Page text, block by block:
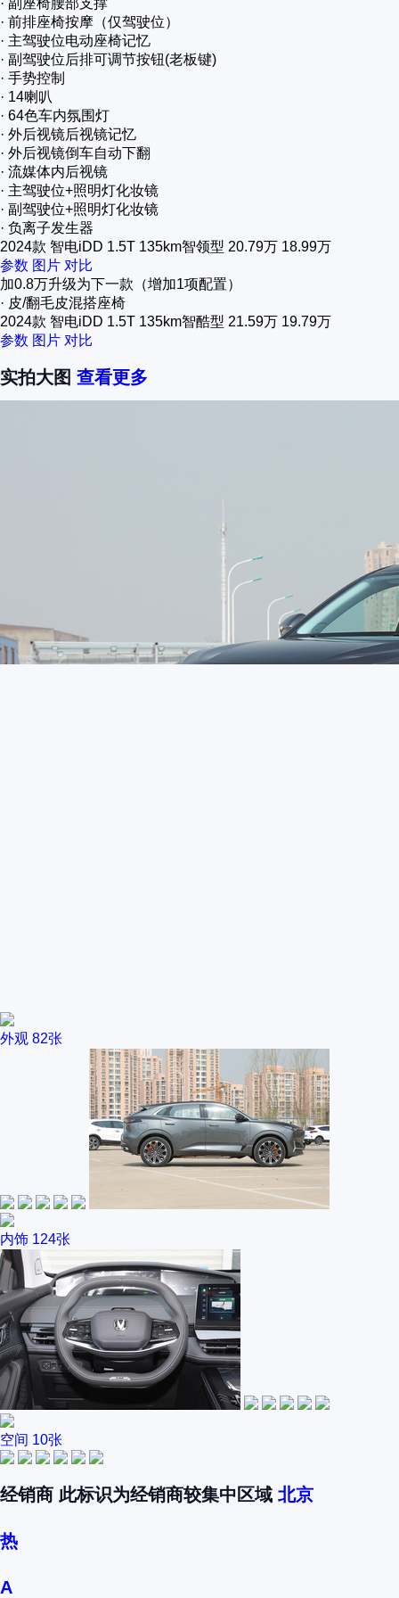
· 副座椅腰部支撑
· 前排座椅按摩（仅驾驶位）
· 主驾驶位电动座椅记忆
· 副驾驶位后排可调节按钮(老板键)
· 手势控制
· 14喇叭
· 64色车内氛围灯
· 外后视镜后视镜记忆
· 外后视镜倒车自动下翻
· 流媒体内后视镜
· 主驾驶位+照明灯化妆镜
· 副驾驶位+照明灯化妆镜
· 负离子发生器
2024款 智电iDD 1.5T 135km智领型 20.79万 18.99万
参数 图片 对比
加0.8万升级为下一款（增加1项配置）
· 皮/翻毛皮混搭座椅
2024款 智电iDD 1.5T 135km智酷型 21.59万 19.79万
参数 图片 对比
实拍大图 查看更多
外观 82张
内饰 124张
空间 10张
经销商 此标识为经销商较集中区域 北京
热
A